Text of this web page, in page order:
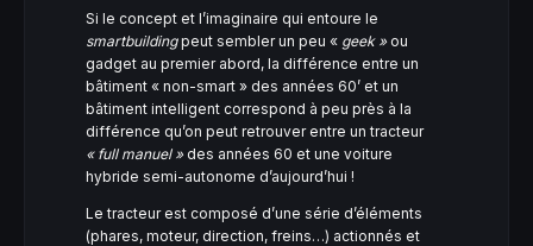
Si le concept et l’imaginaire qui entoure le
smartbuildingpeut sembler un peu « geek »ou
gadget au premier abord, la différence entre un
bâtiment « non-smart » des années 60’ et un
bâtiment intelligent correspond à peu près à la
différence qu’on peut retrouver entre un tracteur
« full manuel »des années 60 et une voiture
hybride semi-autonome d’aujourd’hui !
Le tracteur est composé d’une série d’éléments
(phares, moteur, direction, freins…) actionnés et